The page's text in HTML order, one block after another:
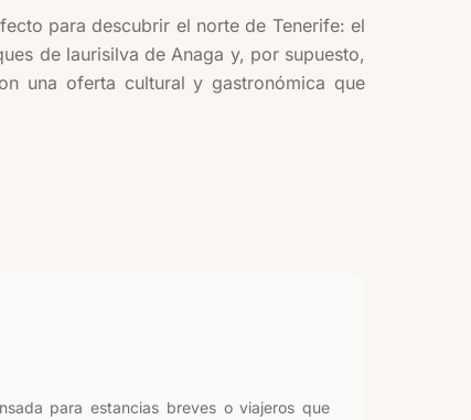
para descubrir el norte de Tenerife: el
de laurisilva de Anaga y, por supuesto,
una oferta cultural y gastronómica que
para estancias breves o viajeros que